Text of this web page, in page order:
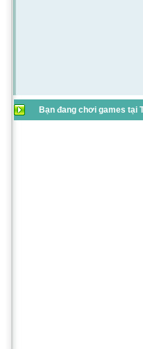
Bạn đang chơi games tại